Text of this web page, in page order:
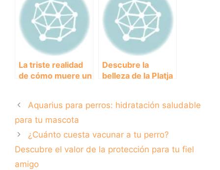
La triste realidad
de cómo muere un
acompañarlo en su
último adiós
Descubre la
belleza de la Platja
Aquarius para perros: hidratación saludable
para tu mascota
¿Cuánto cuesta vacunar a tu perro?
Descubre el valor de la protección para tu fiel
amigo